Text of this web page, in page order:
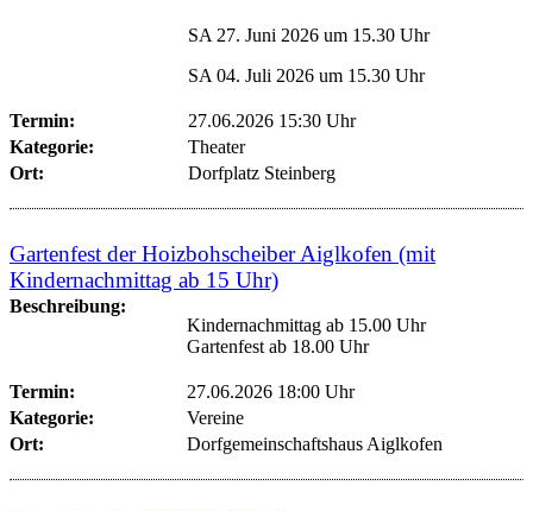
SA 27. Juni 2026 um 15.30 Uhr
SA 04. Juli 2026 um 15.30 Uhr
Termin:
27.06.2026 15:30 Uhr
Kategorie:
Theater
Ort:
Dorfplatz Steinberg
Gartenfest der Hoizbohscheiber Aiglkofen (mit
Kindernachmittag ab 15 Uhr)
Beschreibung:
Kindernachmittag ab 15.00 Uhr
Gartenfest ab 18.00 Uhr
Termin:
27.06.2026 18:00 Uhr
Kategorie:
Vereine
Ort:
Dorfgemeinschaftshaus Aiglkofen